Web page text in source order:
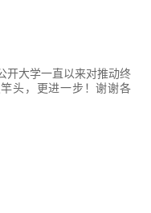
大学一直以来对推动终
头，更进一步！谢谢各